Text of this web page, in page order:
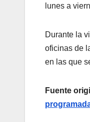
lunes a
Durante la
oficinas de
en las que
Fuente